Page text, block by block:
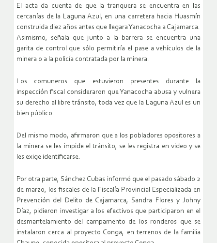
El acta da cuenta de que la tranquera se encuentra en las
cercanías de la Laguna Azul, en una carretera hacia Huasmín
construida diez años antes que llegara Yanacocha a Cajamarca.
Asimismo, señala que junto a la barrera se encuentra una
garita de control que sólo permitiría el pase a vehículos de la
minera o a la policía contratada por la minera.
Los comuneros que estuvieron presentes durante la
inspección fiscal consideraron que Yanacocha abusa y vulnera
su derecho al libre tránsito, toda vez que la Laguna Azul es un
bien público.
Del mismo modo, afirmaron que a los pobladores opositores a
la minera se les impide el tránsito, se les registra en video y se
les exige identificarse.
Por otra parte, Sánchez Cubas informó que el pasado sábado 2
de marzo, los fiscales de la Fiscalía Provincial Especializada en
Prevención del Delito de Cajamarca, Sandra Flores y Johny
Díaz, pidieron investigar a los efectivos que participaron en el
desmantelamiento del campamento de los ronderos que se
instalaron cerca al proyecto Conga, en terrenos de la familia